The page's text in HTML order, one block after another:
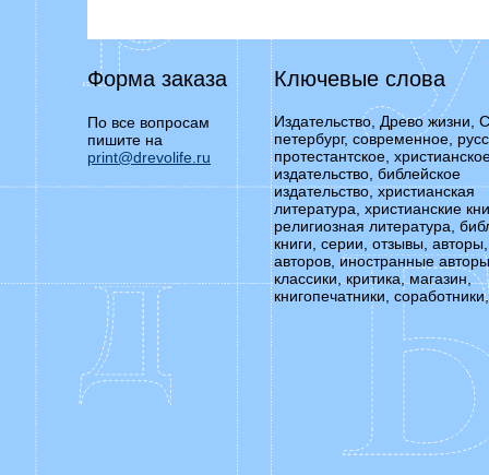
Форма заказа
По все вопросам
пишите на
print@drevolife.ru
Ключевые слова
Издательство, Древо жизни,
петербург, современное,
протестантское,
издательство, библейское
издательство, христианская
литература, христианские
религиозная литература,
книги, серии, отзывы,
авторов, иностранные
классики, критика, магазин,
книгопечатники,